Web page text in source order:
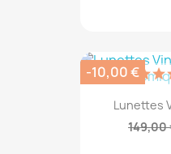
Lunettes
149,00
-10,00 €